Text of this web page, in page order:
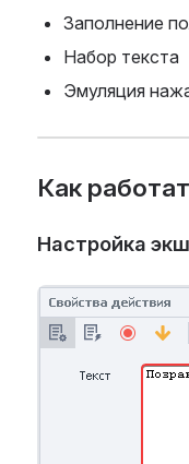
Заполнение
Набор текста
Эмуляция
Как
Настройка
Open